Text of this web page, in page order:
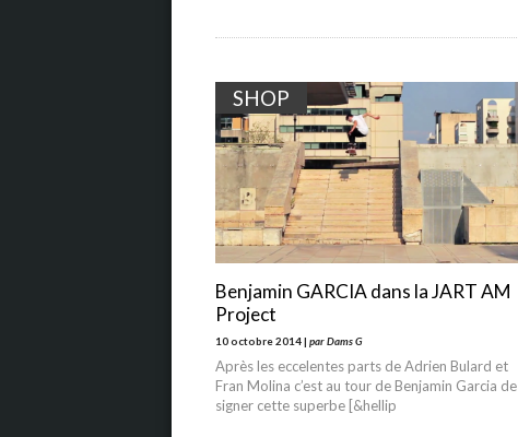
SHOP
Benjamin GARCIA dans la JART AM
Project
10 octobre 2014 | par Dams G
Après les eccelentes parts de Adrien Bulard et
Fran Molina c’est au tour de Benjamin Garcia de
signer cette superbe [&hellip